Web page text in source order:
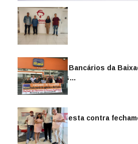
Sindicato dos Bancários da
reintegra mais…
Jul 14, 2026
Sindicato protesta contra
as demiss…
Mai 13, 2026